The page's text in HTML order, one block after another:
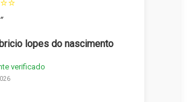
lopes do nascimento
verificado